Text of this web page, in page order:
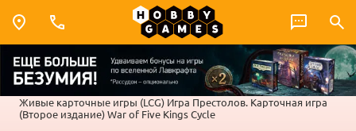
Живые карточные игры (LCG) Игра Престолов. Карточная игра
(Второе издание)War of Five Kings Cycle